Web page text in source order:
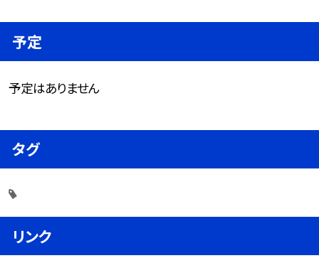
予定
予定はありません
タグ
リンク